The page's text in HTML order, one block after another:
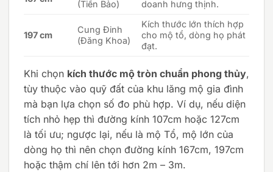
(Tiến Bảo)
doanh hưng thịnh.
197 cm
Cung Đinh
(Đăng Khoa)
Kích thước lớn thích hợp
cho mộ tổ, dòng họ phát
đạt.
Khi chọn kích thước mộ tròn chuẩn phong thủy,
tùy thuộc vào quỹ đất của khu lăng mộ gia đình
mà bạn lựa chọn số đo phù hợp. Ví dụ, nếu diện
tích nhỏ hẹp thì đường kính 107cm hoặc 127cm
là tối ưu; ngược lại, nếu là mộ Tổ, mộ lớn của
dòng họ thì nên chọn đường kính 167cm, 197cm
hoặc thậm chí lên tới hơn 2m – 3m.